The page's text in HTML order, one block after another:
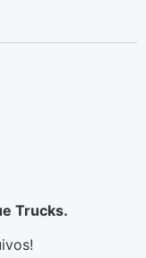
Trucks.